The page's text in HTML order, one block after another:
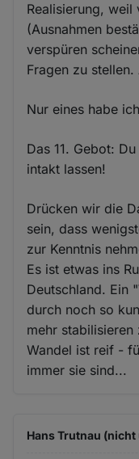
Realisierung,
(Ausnahmen
verspüren
Fragen zu
Nur eines habe
Das 11. Gebot:
intakt lassen!
Drücken wir die
sein, dass
zur Kenntnis
Es ist etwas ins
Deutschland. Ein
durch noch so
mehr
Wandel ist reif -
immer sie sind...
Hans Trutnau